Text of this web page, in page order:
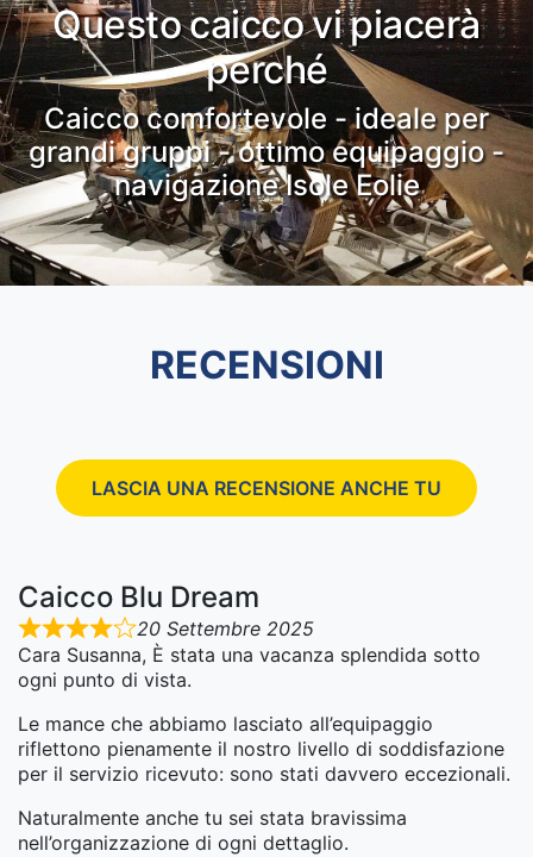
Questo caicco vi piacerà
perché
Caicco comfortevole - ideale per
grandi gruppi - ottimo equipaggio -
navigazione Isole Eolie
RECENSIONI
LASCIA UNA RECENSIONE ANCHE TU
Caicco Blu Dream
20 Settembre 2025
Cara Susanna, È stata una vacanza splendida sotto
ogni punto di vista.
Le mance che abbiamo lasciato all’equipaggio
riflettono pienamente il nostro livello di soddisfazione
per il servizio ricevuto: sono stati davvero eccezionali.
Naturalmente anche tu sei stata bravissima
nell’organizzazione di ogni dettaglio.